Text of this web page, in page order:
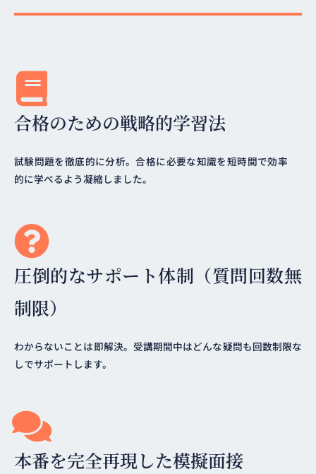
合格のための戦略的学習法
試験問題を徹底的に分析。合格に必要な知識を短時間で効率
的に学べるよう凝縮しました。
圧倒的なサポート体制（質問回数無
制限）
わからないことは即解決。受講期間中はどんな疑問も回数制限な
しでサポートします。
本番を完全再現した模擬面接